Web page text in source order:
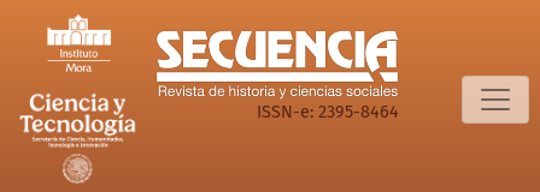
Reseña del libro: Libros, prensa y lectura en la España del
ISSN-e: 2395-8464